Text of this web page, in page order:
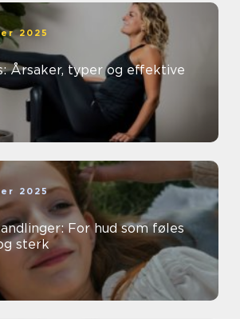
2025
Årsaker, typer og effektive
2025
For hud som føles
sterk